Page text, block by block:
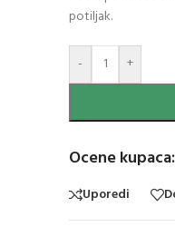
potiljak.
- +
Ocene kupaca:
Uporedi